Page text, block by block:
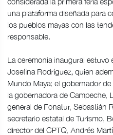
una plataforma diseñada para
los pueblos mayas con las
responsable.
La ceremonia inaugural estuvo
Josefina Rodríguez, quien
Mundo Maya; el gobernador
la gobernadora de Campeche,
general de Fonatur, Sebastián
secretario estatal de Turismo,
director del CPTQ, Andrés